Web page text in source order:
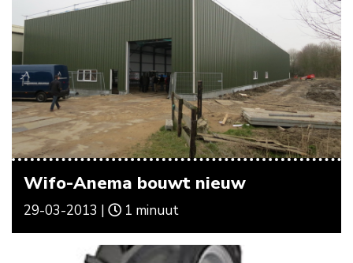
Wifo-Anema bouwt nieuw
29-03-2013 | 1 minuut